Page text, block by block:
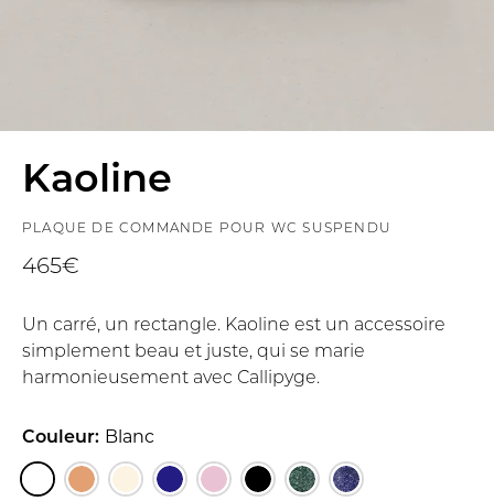
Kaoline
PLAQUE DE COMMANDE POUR WC SUSPENDU
465€
Un carré, un rectangle. Kaoline est un accessoire
simplement beau et juste, qui se marie
harmonieusement avec Callipyge.
Couleur: Blanc